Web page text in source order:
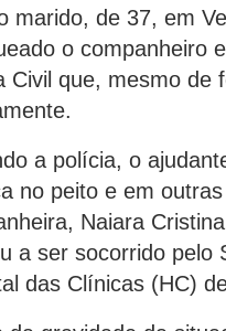
marido, de 37, em
o companheiro
Civil que, mesmo de
a polícia, o
no peito e em
Naiara
a ser socorrido pelo
das Clínicas (HC)